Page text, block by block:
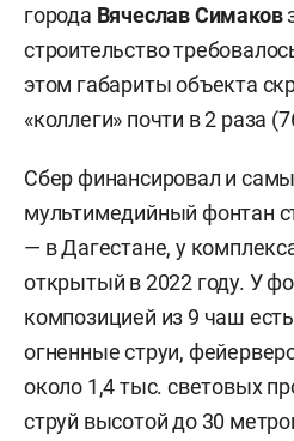
города Вячеслав Симаков
строительство
этом габариты объекта
«коллеги» почти в 2 раза
Сбер финансировал и
мультимедийный фонтан
— в Дагестане, у
открытый в 2022 году. У
композицией из 9 чаш
огненные струи,
около 1,4 тыс. световых
струй высотой до 30